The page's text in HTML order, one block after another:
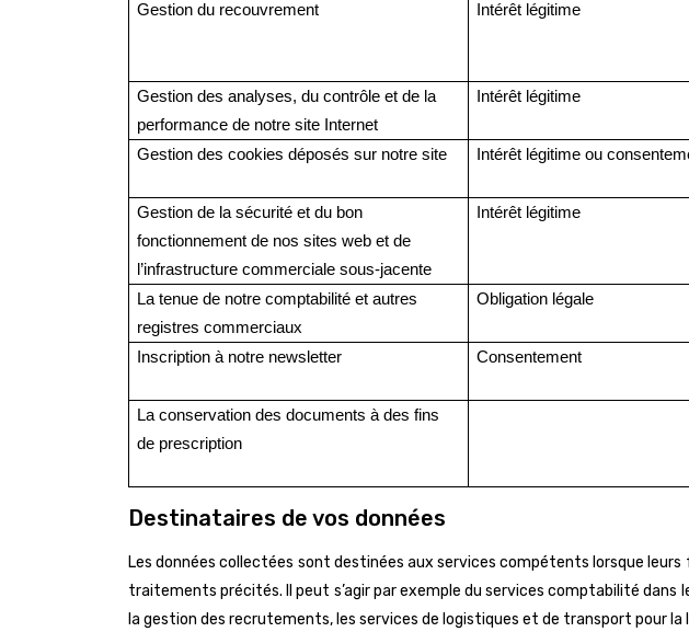
Gestion du recouvrement
Intérêt légitime
Gestion des analyses, du contrôle et de la
performance de notre site Internet
Intérêt légitime
Gestion des cookies déposés sur notre site
Intérêt légitime ou
Gestion de la sécurité et du bon
fonctionnement de nos sites web et de
l’infrastructure commerciale sous-jacente
Intérêt légitime
La tenue de notre comptabilité et autres
registres commerciaux
Obligation légale
Inscription à notre newsletter Consentement
La conservation des documents à des fins
de prescription
Destinataires de vos données
Les données collectées sont destinées aux services compétents lorsque
traitements précités. Il peut s’agir par exemple du services comptabilité dans
la gestion des recrutements, les services de logistiques et de transport pour la